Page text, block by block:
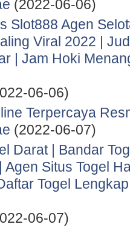
(2022-06-06)
Slot888 Agen
Viral 2022 |
| Jam Hoki
06-06)
Terpercaya
(2022-06-07)
Darat | Bandar
Agen Situs Togel
Togel
06-07)